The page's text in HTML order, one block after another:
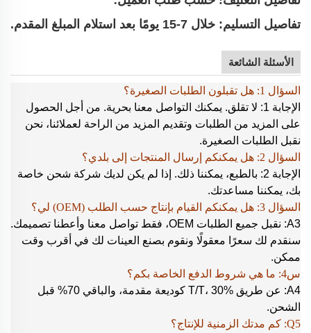
تفاصيل التسليم: خلال 7-15 يومًا بعد استلام المبلغ المقدم.
الأسئلة الشائعة
السؤال 1: هل تقبلون الطلبات الصغيرة؟
الإجابة 1: لا تقلق. يمكنك التواصل معنا بحرية. من أجل الحصول
على المزيد من الطلبات وتقديم المزيد من الراحة لعملائنا، نحن
نقبل الطلبات الصغيرة.
السؤال 2: هل يمكنكم إرسال المنتجات إلى بلدي؟
الإجابة 2: بالطبع، يمكننا ذلك. إذا لم يكن لديك شركة شحن خاصة
بك، يمكننا مساعدتك.
السؤال 3: هل يمكنكم القيام بإنتاج حسب الطلب (OEM) لي؟
A3: نقبل جميع الطلبات OEM، فقط تواصل معنا وأعطنا تصميمك.
سنقدم لك سعرًا معقولًا ونقوم بصنع العينات لك في أقرب وقت
ممكن.
س4: ما هي شروط الدفع الخاصة بكم؟
A4: عن طريق T/T، 30% كوديعة مقدمة، والباقي 70% قبل
الشحن.
Q5: كم مدتك الزمنية للإنتاج؟